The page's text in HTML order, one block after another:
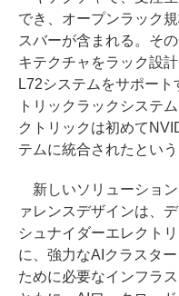
でき、オープンラック
スバーが含まれる。そ
キテクチャをラック設
L72システムをサポー
トリックラックシステ
クトリックは初めて
テムに統合されたという
新しいソリューショ
ァレンスデザインは、
シュナイダーエレクト
に、強力なAIクラスタ
ために必要なインフラ